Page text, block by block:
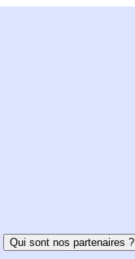
Qui sont nos partenaires ?